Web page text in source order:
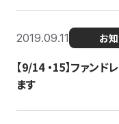
2019.09.11 お
【9/14 ・15】ファン
ます